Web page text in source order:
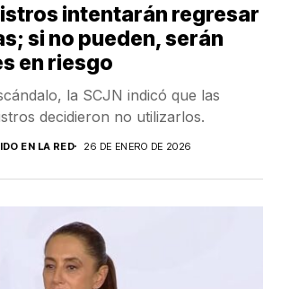
intentarán regresar
si no pueden, serán
en riesgo
la SCJN indicó que las
decidieron no utilizarlos.
EN LA RED 26 DE ENERO DE 2026